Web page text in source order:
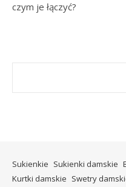
czym je łączyć?
Sukienkie Sukienki damskie
Kurtki damskie Swetry